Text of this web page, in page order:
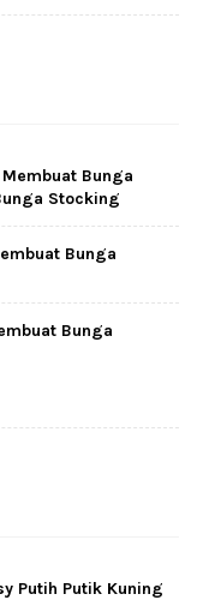
Bunga
Stocking
Bunga
Bunga
Putih Putik Kuning